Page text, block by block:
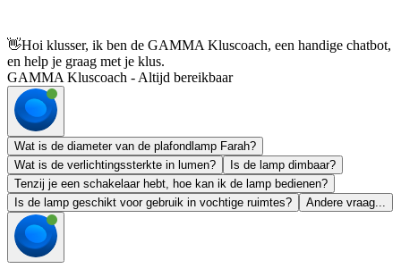
👋Hoi klusser, ik ben de GAMMA Kluscoach, een handige chatbot,
en help je graag met je klus.
GAMMA Kluscoach - Altijd bereikbaar
Wat is de diameter van de plafondlamp Farah?
Wat is de verlichtingssterkte in lumen?
Is de lamp dimbaar?
Tenzij je een schakelaar hebt, hoe kan ik de lamp bedienen?
Is de lamp geschikt voor gebruik in vochtige ruimtes?
Andere vraag...